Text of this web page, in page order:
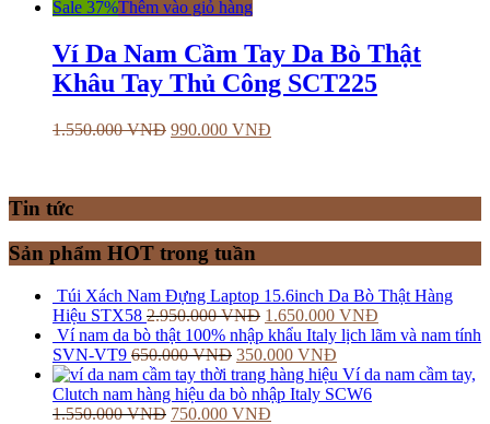
Sale 37%Thêm vào giỏ hàng
Ví Da Nam Cầm Tay Da Bò Thật
Khâu Tay Thủ Công SCT225
1.550.000VNĐ 990.000 VNĐ
Tin tức
Sản phẩm HOT trong tuần
Túi Xách Nam Đựng Laptop 15.6inch Da Bò Thật Hàng
Hiệu STX58 2.950.000VNĐ 1.650.000 VNĐ
Ví nam da bò thật 100% nhập khẩu Italy lịch lãm và nam tính
SVN-VT9 650.000VNĐ 350.000 VNĐ
Ví da nam cầm tay,
Clutch nam hàng hiệu da bò nhập Italy SCW6
1.550.000VNĐ 750.000 VNĐ